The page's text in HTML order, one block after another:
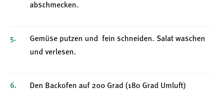
abschmecken.
Gemüse putzen und fein schneiden. Salat waschen
und verlesen.
Den Backofen auf 200 Grad (180 Grad Umluft)